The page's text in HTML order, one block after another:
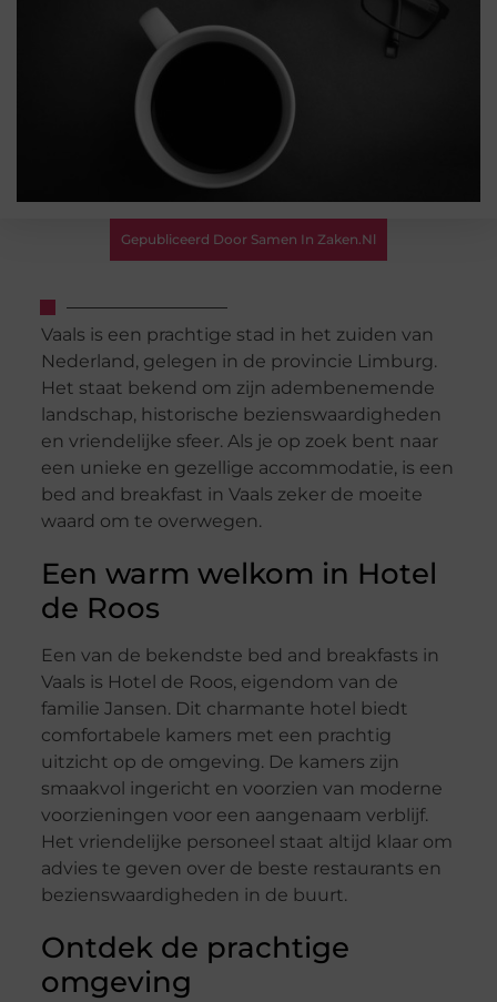
Gepubliceerd Door Samen In Zaken.nl
Vaals is een prachtige stad in het zuiden van
Nederland, gelegen in de provincie Limburg.
Het staat bekend om zijn adembenemende
landschap, historische bezienswaardigheden
en vriendelijke sfeer. Als je op zoek bent naar
een unieke en gezellige accommodatie, is een
bed and breakfast in Vaals zeker de moeite
waard om te overwegen.
Een warm welkom in Hotel
de Roos
Een van de bekendste bed and breakfasts in
Vaals is Hotel de Roos, eigendom van de
familie Jansen. Dit charmante hotel biedt
comfortabele kamers met een prachtig
uitzicht op de omgeving. De kamers zijn
smaakvol ingericht en voorzien van moderne
voorzieningen voor een aangenaam verblijf.
Het vriendelijke personeel staat altijd klaar om
advies te geven over de beste restaurants en
bezienswaardigheden in de buurt.
Ontdek de prachtige
omgeving